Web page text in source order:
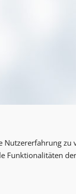
zu
Funktionalitäten